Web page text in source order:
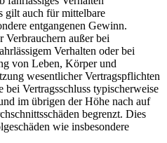
gilt auch für mittelbare
entgangenen Gewinn.
Verbrauchern außer bei
Verhalten oder bei
von Leben, Körper und
wesentlicher Vertragspflichten
Vertragsschluss typischerweise
im übrigen der Höhe nach auf
begrenzt. Dies
wie insbesondere